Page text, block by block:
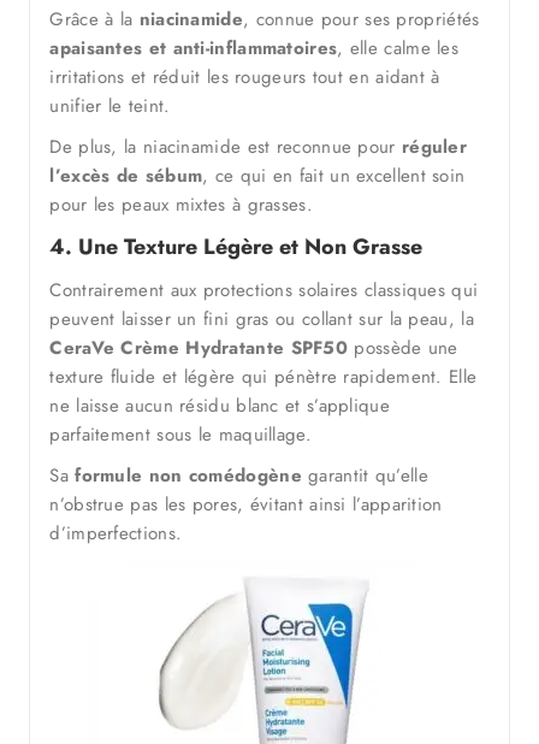
Grâce à la niacinamide, connue pour ses propriétés
apaisantes et anti-inflammatoires, elle calme les
irritations et réduit les rougeurs tout en aidant à
unifier le teint.
De plus, la niacinamide est reconnue pour réguler
l’excès de sébum, ce qui en fait un excellent soin
pour les peaux mixtes à grasses.
4. Une Texture Légère et Non Grasse
Contrairement aux protections solaires classiques qui
peuvent laisser un fini gras ou collant sur la peau, la
CeraVe Crème Hydratante SPF50 possède une
texture fluide et légère qui pénètre rapidement. Elle
ne laisse aucun résidu blanc et s’applique
parfaitement sous le maquillage.
Saformule non comédogène garantit qu’elle
n’obstrue pas les pores, évitant ainsi l’apparition
d’imperfections.